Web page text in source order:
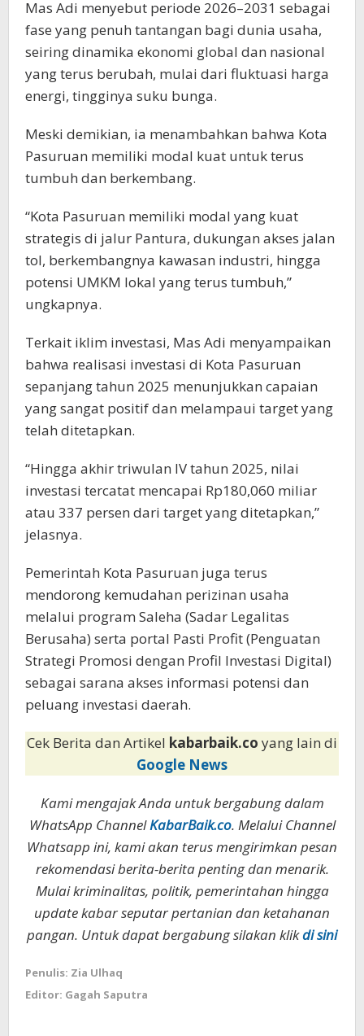
Mas Adi menyebut periode 2026–2031 sebagai
fase yang penuh tantangan bagi dunia usaha,
seiring dinamika ekonomi global dan nasional
yang terus berubah, mulai dari fluktuasi harga
energi, tingginya suku bunga.
Meski demikian, ia menambahkan bahwa Kota
Pasuruan memiliki modal kuat untuk terus
tumbuh dan berkembang.
“Kota Pasuruan memiliki modal yang kuat
strategis di jalur Pantura, dukungan akses jalan
tol, berkembangnya kawasan industri, hingga
potensi UMKM lokal yang terus tumbuh,”
ungkapnya.
Terkait iklim investasi, Mas Adi menyampaikan
bahwa realisasi investasi di Kota Pasuruan
sepanjang tahun 2025 menunjukkan capaian
yang sangat positif dan melampaui target yang
telah ditetapkan.
“Hingga akhir triwulan IV tahun 2025, nilai
investasi tercatat mencapai Rp180,060 miliar
atau 337 persen dari target yang ditetapkan,”
jelasnya.
Pemerintah Kota Pasuruan juga terus
mendorong kemudahan perizinan usaha
melalui program Saleha (Sadar Legalitas
Berusaha) serta portal Pasti Profit (Penguatan
Strategi Promosi dengan Profil Investasi Digital)
sebagai sarana akses informasi potensi dan
peluang investasi daerah.
Cek Berita dan Artikel kabarbaik.co yang lain di
Google News
Kami mengajak Anda untuk bergabung dalam
WhatsApp ChannelKabarBaik.co. Melalui Channel
Whatsapp ini, kami akan terus mengirimkan pesan
rekomendasi berita-berita penting dan menarik.
Mulai kriminalitas, politik, pemerintahan hingga
update kabar seputar pertanian dan ketahanan
pangan. Untuk dapat bergabung silakan klikdi sini
Penulis: Zia Ulhaq
Editor: Gagah Saputra